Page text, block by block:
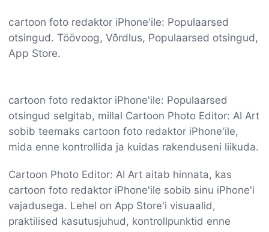
cartoon foto redaktor iPhone'ile: Populaarsed
otsingud. Töövoog, Võrdlus, Populaarsed otsingud,
App Store.
cartoon foto redaktor iPhone'ile: Populaarsed
otsingud selgitab, millal Cartoon Photo Editor: AI Art
sobib teemaks cartoon foto redaktor iPhone'ile,
mida enne kontrollida ja kuidas rakenduseni liikuda.
Cartoon Photo Editor: AI Art aitab hinnata, kas
cartoon foto redaktor iPhone'ile sobib sinu iPhone'i
vajadusega. Lehel on App Store'i visuaalid,
praktilised kasutusjuhud, kontrollpunktid enne